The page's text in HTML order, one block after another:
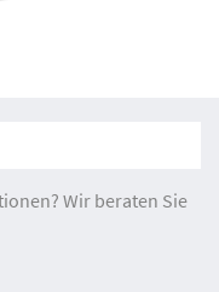
Wir beraten Sie